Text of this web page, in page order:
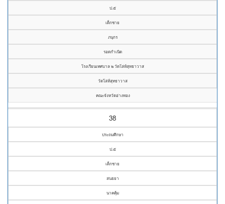
ป.๕
เด็กชาย
ภนุกร
รอดกำเนิด
โรงเรียนเทศบาล ๒ วัดโล่ห์สุทธาวาส
วัดโล่ห์สุทธาวาส
คณะจังหวัดอ่างทอง
38
ประถมศึกษา
ป.๕
เด็กชาย
สนธยา
นาคคุ้ม